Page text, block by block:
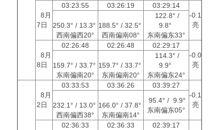
8月
7日
03:23:55 03:26:19
03:29:14
-0.1
亮
250.3° / 13.3°
西南偏西20°
188.5° / 32.5°
西南偏南08°
122.8° /
9.8°
东南偏东33°
8月
8日
02:26:48 02:26:48
02:29:17
-0.0
亮
159.7° / 33.7°
东南偏南20°
159.7° / 33.7°
东南偏南20°
114.3° /
9.9°
东南偏东24°
8月
2日
03:33:53 03:36:26
03:39:27
-0.1
亮
232.1° / 13.0°
西南偏西38°
166.0° / 37.8°
东南偏南14°
95.4° / 9.9°
东南偏东05°
02:36:33 02:36:33
02:39:17